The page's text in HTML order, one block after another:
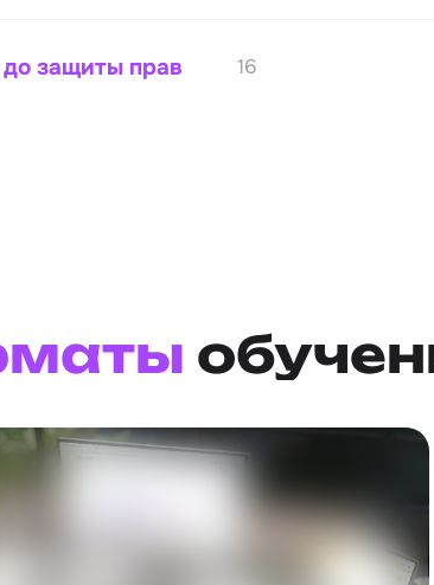
защиты прав 16